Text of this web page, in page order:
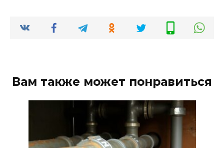
Вам также может понравиться